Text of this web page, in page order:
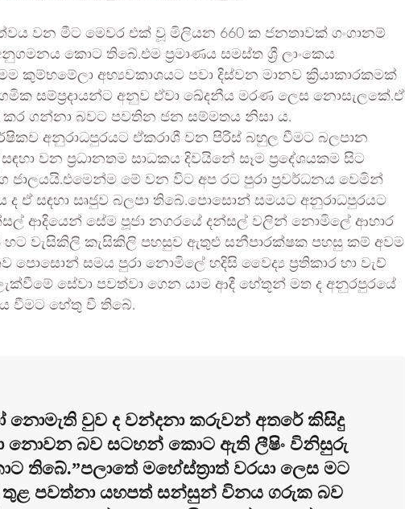
වන මීට මෙවර එක් වූ මිලියන 660 ක ජනතාවක් ගංගානම්
කොට තිබේ.එම ප්‍රමාණය සමස්ත ශ්‍රී ලාංකෙය
අභ්‍යවකාශයට පවා දිස්වන මානව ක්‍රියාකාරකමක්
සම්ප්‍රදායන්ට අනුව ඒවා ඛේදනීය මරණ ලෙස නොසැලකේ.ඒ
ගන්නා බවට පවතින ජන සම්මතය නිසා ය.
අනුරාධපුරයට ඒකරාශී වන පිරිස් බහුල වීමට බලපාන
වන ප්‍රධානතම සාධකය දිවයිනේ සෑම ප්‍රදේශයකම සිට
ජාලයයි.එමෙන්ම මේ වන විට අප රට පුරා ප්‍රවර්ධනය වෙමින්
ඒ සඳහා සෘජුව බලපා තිබේ.පොසොන් සමයට අනුරාධපුරයට
ආදියෙන් සේම පූජා නගරයේ දන්සල් වලින් නොමිලේ ආහාර
වැසිකිලි කැසිකිලි පහසුව ඇතුළු සනීපාරක්ෂක පහසු කම් අවම
පොසොන් සමය පුරා නොමිලේ හදිසි වෛද්‍ය ප්‍රතිකාර හා වැව්
සේවා පවත්වා ගෙන යාම ආදී හේතූන් මත ද අනුරපුරයේ
වීමට හේතු වී තිබේ.
වුව ද වන්දනා කරුවන් අතරේ කිසිදු
නොවන බව සටහන් කොට ඇති ලීෂිං විනිසුරු
තිබේ.”පලාතේ මහේස්ත්‍රාත් වරයා ලෙස මට
පවත්නා යහපත් සන්සුන් විනය ගරුක බව